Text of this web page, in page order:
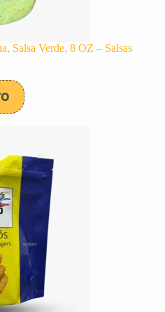
Salsa Verde, 8 OZ – Salsas